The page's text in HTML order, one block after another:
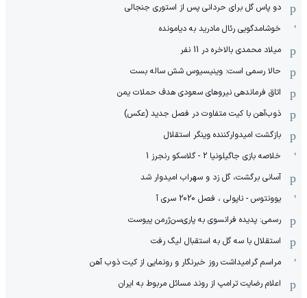
دو پاس گل برای حردانی پس از استوری جنجالی
خوشامدگویی رئال مادرید به دیامونده
میلاد محمدی بالاخره در 11 نفر
حالا رسمی است: وینیسیوس شش ساله بست
اتاق فرماندهی نیروهای سعودی هدف حملات یمن
ذوب‌آهن با کیت متفاوت در فصل جدید (عکس)
بازگشت امیدوارکننده وینگر استقلال
خلاصه بازی جاگیلونیا 2 - گلاسکو رنجرز 1
آسانی برگشت، گل زد و سهراب امیدوار شد
یوونتوس - ناپولی ، فصل 2020 سری آ
رسمی: پدیده فرانسوی به پاری‌سن‌ژرمن پیوست
استقلال با سه گل به استقبال لیگ رفت
مراسم گرامیداشت روز خبرنگار و رونمایی از کیت ذوب آهن
اعلام رضایت ترامپ از روند مسائل مربوط به ایران